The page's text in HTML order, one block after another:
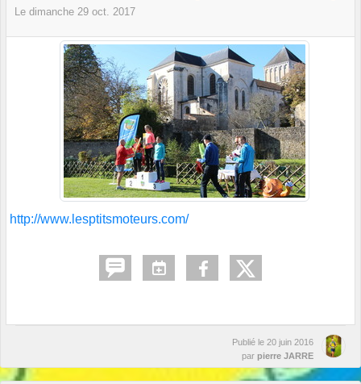
Le dimanche 29 oct. 2017
http://www.lesptitsmoteurs.com/
Publié le 20 juin 2016
par pierre JARRE